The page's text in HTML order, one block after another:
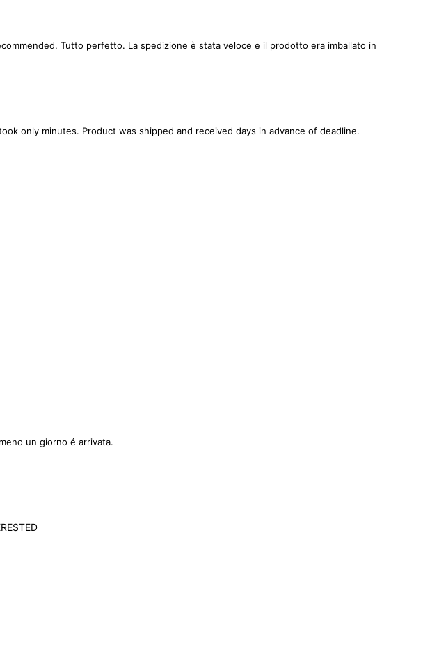
Tutto perfetto. La spedizione è stata veloce e il prodotto era imballato in
only minutes. Product was shipped and received days in advance of deadline.
un giorno é arrivata.